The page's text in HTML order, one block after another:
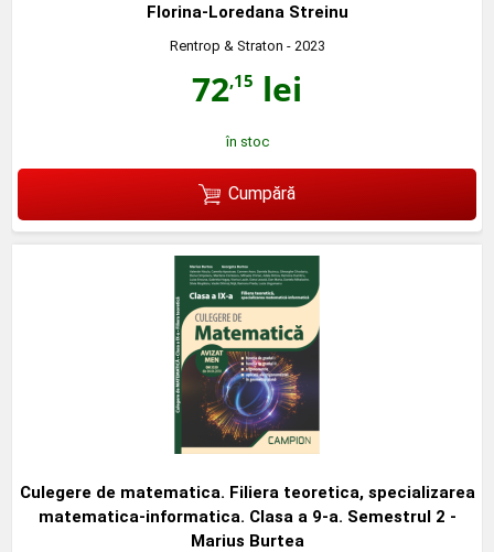
Florina-Loredana Streinu
Rentrop & Straton - 2023
72,15 lei
în stoc
Cumpără
Culegere de matematica. Filiera teoretica, specializarea
matematica-informatica. Clasa a 9-a. Semestrul 2 -
Marius Burtea